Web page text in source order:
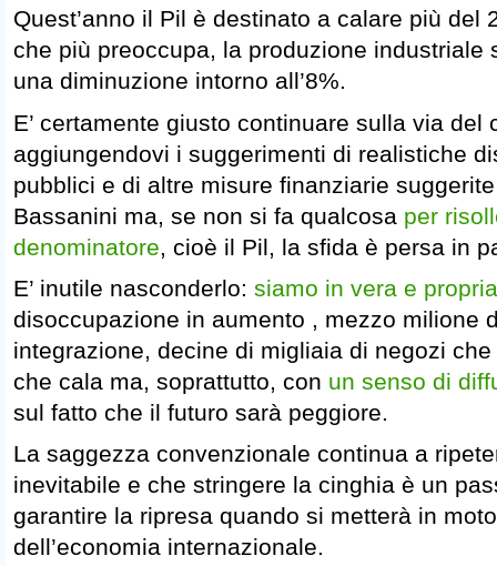
Quest’anno il Pil è destinato a calare più del
che più preoccupa, la produzione industriale
una diminuzione intorno all’8%.
E’ certamente giusto continuare sulla via del
aggiungendovi i suggerimenti di realistiche
pubblici e di altre misure finanziarie
Bassanini ma, se non si fa qualcosa per
denominatore , cioè il Pil, la sfida è persa in
E’ inutile nasconderlo: siamo in vera e
disoccupazione in aumento , mezzo milione
integrazione, decine di migliaia di negozi
che cala ma, soprattutto, con un senso di
sul fatto che il futuro sarà peggiore.
La saggezza convenzionale continua a
inevitabile e che stringere la cinghia è un
garantire la ripresa quando si metterà in
dell’economia internazionale.